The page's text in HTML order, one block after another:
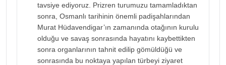
tavsiye ediyoruz. Prizren turumuzu tamamladıktan
sonra, Osmanlı tarihinin önemli padişahlarından
Murat Hüdavendigar’ın zamanında otağının kurulu
olduğu ve savaş sonrasında hayatını kaybettikten
sonra organlarının tahnit edilip gömüldüğü ve
sonrasında bu noktaya yapılan türbeyi ziyaret